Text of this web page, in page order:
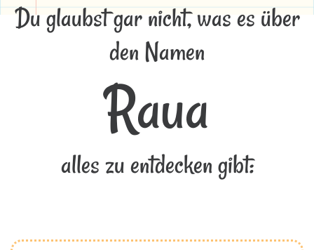
Du glaubst gar nicht, was es über
den Namen
Raua
alles zu entdecken gibt: